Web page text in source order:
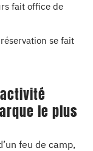
fait office de
se fait
le plus
feu de camp,